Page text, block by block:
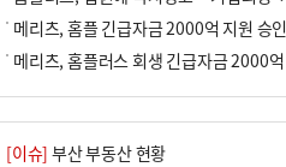
메리츠, 홈플 긴급자금 2000억 지원 승인
[이슈] 부산 부동산 현황